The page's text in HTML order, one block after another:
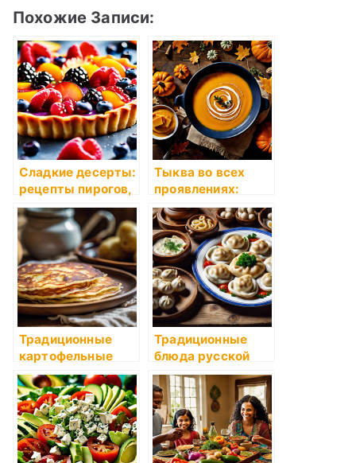
Похожие Записи:
Сладкие десерты:
рецепты пирогов,
пудингов и
запеканок на
основе сезонных
фруктов
Тыква во всех
проявлениях:
рецепты супов,
запеканок,
пирогов и
десертов с
тыквой
Традиционные
картофельные
драники по-
деревенски
Традиционные
блюда русской
кухни: пельмени и
блины